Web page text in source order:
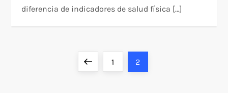
diferencia de indicadores de salud física […]
PreviousPage
1 Page
2